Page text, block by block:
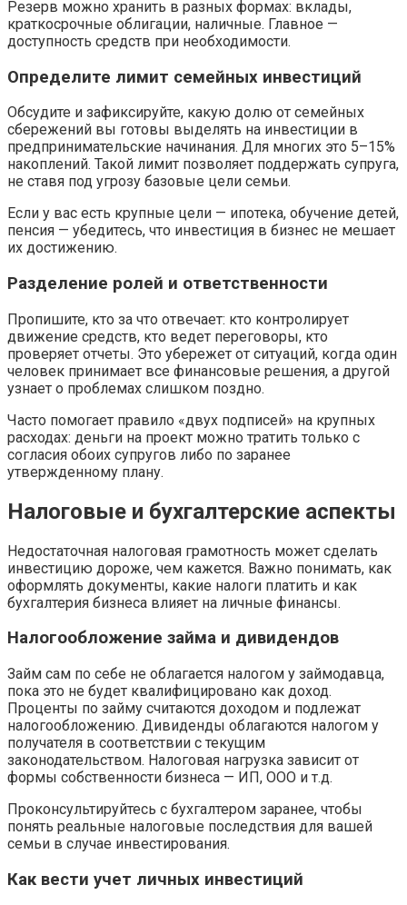
Резерв можно хранить в разных формах: вклады,
краткосрочные облигации, наличные. Главное —
доступность средств при необходимости.
Определите лимит семейных инвестиций
Обсудите и зафиксируйте, какую долю от семейных
сбережений вы готовы выделять на инвестиции в
предпринимательские начинания. Для многих это 5–15%
накоплений. Такой лимит позволяет поддержать супруга,
не ставя под угрозу базовые цели семьи.
Если у вас есть крупные цели — ипотека, обучение детей,
пенсия — убедитесь, что инвестиция в бизнес не мешает
их достижению.
Разделение ролей и ответственности
Пропишите, кто за что отвечает: кто контролирует
движение средств, кто ведет переговоры, кто
проверяет отчеты. Это убережет от ситуаций, когда один
человек принимает все финансовые решения, а другой
узнает о проблемах слишком поздно.
Часто помогает правило «двух подписей» на крупных
расходах: деньги на проект можно тратить только с
согласия обоих супругов либо по заранее
утвержденному плану.
Налоговые и бухгалтерские аспекты
Недостаточная налоговая грамотность может сделать
инвестицию дороже, чем кажется. Важно понимать, как
оформлять документы, какие налоги платить и как
бухгалтерия бизнеса влияет на личные финансы.
Налогообложение займа и дивидендов
Займ сам по себе не облагается налогом у займодавца,
пока это не будет квалифицировано как доход.
Проценты по займу считаются доходом и подлежат
налогообложению. Дивиденды облагаются налогом у
получателя в соответствии с текущим
законодательством. Налоговая нагрузка зависит от
формы собственности бизнеса — ИП, ООО и т.д.
Проконсультируйтесь с бухгалтером заранее, чтобы
понять реальные налоговые последствия для вашей
семьи в случае инвестирования.
Как вести учет личных инвестиций